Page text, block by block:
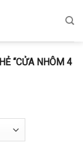
“CỬA NHÔM 4